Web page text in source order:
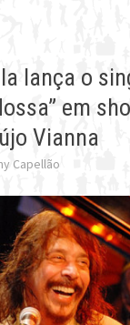
lança o
em
Vianna
Capellão